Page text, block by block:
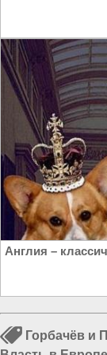
Англия –
Горбачёв и